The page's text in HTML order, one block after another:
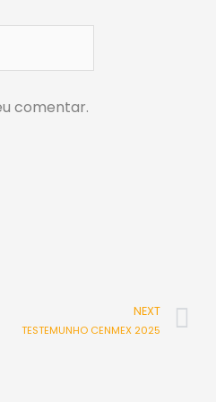
comentar.
NEXT
TESTEMUNHO CENMEX 2025